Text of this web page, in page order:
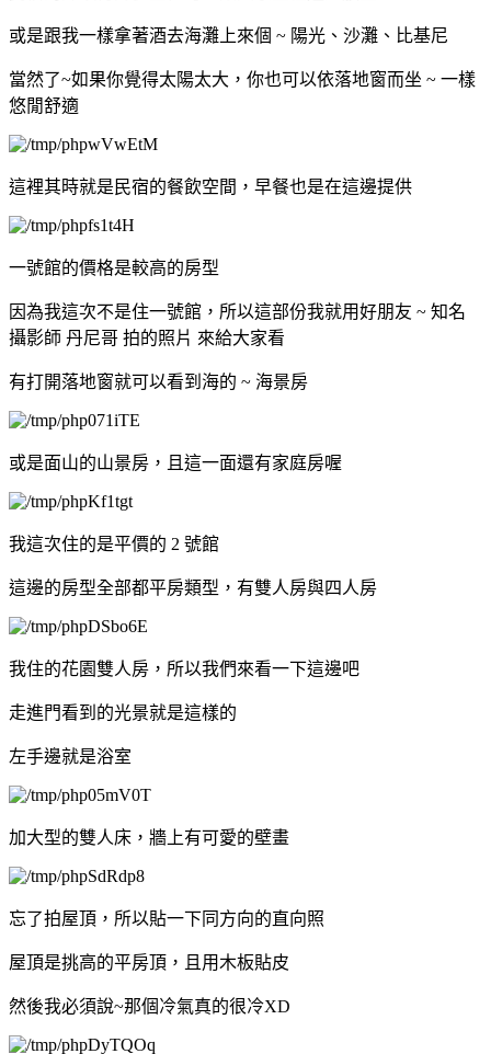
或是跟我一樣拿著酒去海灘上來個 ~ 陽光、沙灘、比基尼
當然了~如果你覺得太陽太大，你也可以依落地窗而坐 ~ 一樣
悠閒舒適
這裡其時就是民宿的餐飲空間，早餐也是在這邊提供
一號館的價格是較高的房型
因為我這次不是住一號館，所以這部份我就用好朋友 ~ 知名
攝影師 丹尼哥 拍的照片 來給大家看
有打開落地窗就可以看到海的 ~ 海景房
或是面山的山景房，且這一面還有家庭房喔
我這次住的是平價的 2 號館
這邊的房型全部都平房類型，有雙人房與四人房
我住的花園雙人房，所以我們來看一下這邊吧
走進門看到的光景就是這樣的
左手邊就是浴室
加大型的雙人床，牆上有可愛的壁畫
忘了拍屋頂，所以貼一下同方向的直向照
屋頂是挑高的平房頂，且用木板貼皮
然後我必須說~那個冷氣真的很冷XD